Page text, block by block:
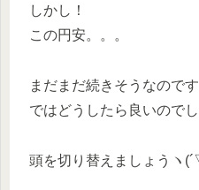
しかし！
この円安。。。
まだまだ続きそうなのです
ではどうしたら良いので
頭を切り替えましょうヽ